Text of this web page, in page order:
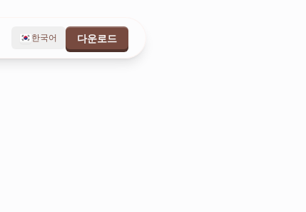
한국어 다운로드